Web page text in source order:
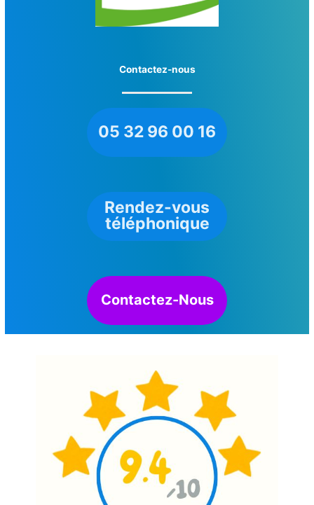
Contactez-nous
05 32 96 00 16
Rendez-vous
téléphonique
Contactez-Nous